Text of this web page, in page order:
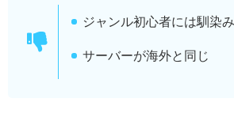
ジャンル初心者には馴染
サーバーが海外と同じ